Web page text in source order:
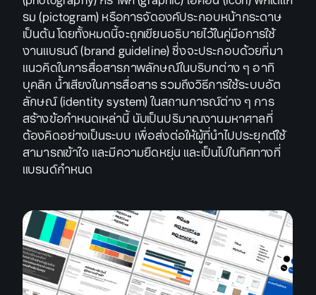
รม (pictogram) หรือการจัดองค์ประกอบหน้ากระดาษ
เป็นต้น โดยทั้งหมดนี้จะถูกเขียนอธิบายไว้ในคู่มือการใช้
งานแบรนด์ (brand guideline) ซึ่งจะประกอบด้วยที่มา
แนวคิดในการสื่อสารภาพลักษณ์ในบริบทต่าง ๆ อาทิ
บุคลิก น้ำเสียงในการสื่อสาร รวมถึงวิธีการใช้ระบบอัต
ลักษณ์ (identity system) ในสถานการณ์ต่าง ๆ การ
สร้างข้อกำหนดเหล่านี้ นับเป็นปริมาณงานมหาศาลที่
ต้องคิดอย่างเป็นระบบ เพื่อส่งต่อให้ผู้ที่นำไปประยุกต์ใช้
สามารถเข้าใจ และมีความยืดหยุ่น และเป็นไปในทิศทางที่
แบรนด์กำหนด